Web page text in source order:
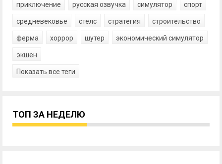
приключение русская озвучка симулятор спорт
средневековье стелс стратегия строительство
ферма хоррор шутер экономический симулятор
экшен
Показать все теги
ТОП ЗА НЕДЕЛЮ